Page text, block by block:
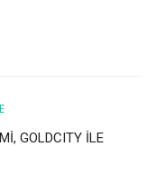
GOLDCITY İLE